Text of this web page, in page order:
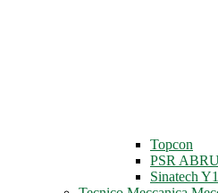
Topcon
PSR
Sinatech